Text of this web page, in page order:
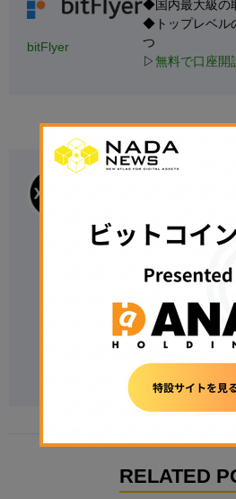
bitFlyer
◆国内最大級の
◆トップレベル
つ
▷無料で口座開
エックスウィンは、日本
ーチ組織。DeFi運用、ス
ーンデータ分析を軸に、
している。自社プラット
純保有を上回る運用リタ
ファンド」を展開し、そ
外の規制動向や市場トレン
Follow @FumihiroArasawa
RELATED